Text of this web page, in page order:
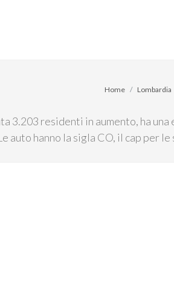
3.203 residenti in aumento, ha
auto hanno la sigla CO, il cap per
Home Lombardia